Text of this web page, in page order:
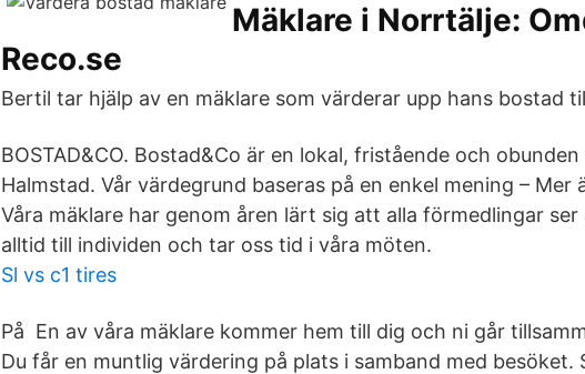
Mäklare i Norrtälje:
Reco.se
Bertil tar hjälp av en mäklare som värderar upp hans bostad
BOSTAD&CO. Bostad&Co är en lokal, fristående och
Halmstad. Vår värdegrund baseras på en enkel mening – Mer
Våra mäklare har genom åren lärt sig att alla förmedlingar
alltid till individen och tar oss tid i våra möten.
Sl vs c1 tires
På En av våra mäklare kommer hem till dig och ni går
Du får en muntlig värdering på plats i samband med besöket.